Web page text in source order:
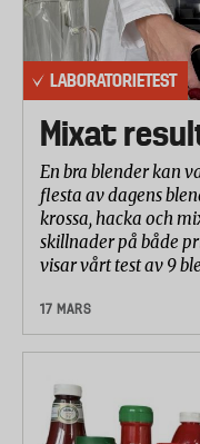
LABORATORIETEST
Mixat
En bra blender kan
flesta av dagens
krossa, hacka och
skillnader på både
visar vårt test av 9
17 MARS